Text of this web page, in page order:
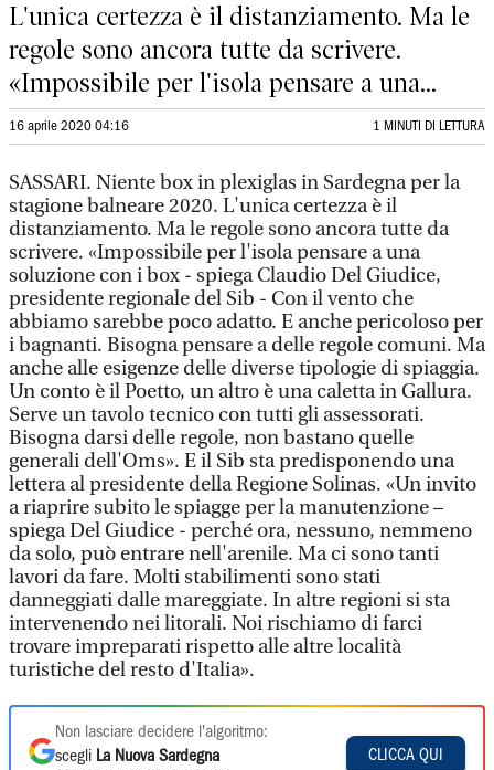
L'unica certezza è il distanziamento. Ma le
regole sono ancora tutte da scrivere.
«Impossibile per l'isola pensare a una...
16 aprile 2020 04:16 1 MINUTI DI LETTURA
SASSARI. Niente box in plexiglas in Sardegna per la
stagione balneare 2020. L'unica certezza è il
distanziamento. Ma le regole sono ancora tutte da
scrivere. «Impossibile per l'isola pensare a una
soluzione con i box - spiega Claudio Del Giudice,
presidente regionale del Sib - Con il vento che
abbiamo sarebbe poco adatto. E anche pericoloso per
i bagnanti. Bisogna pensare a delle regole comuni. Ma
anche alle esigenze delle diverse tipologie di spiaggia.
Un conto è il Poetto, un altro è una caletta in Gallura.
Serve un tavolo tecnico con tutti gli assessorati.
Bisogna darsi delle regole, non bastano quelle
generali dell'Oms». E il Sib sta predisponendo una
lettera al presidente della Regione Solinas. «Un invito
a riaprire subito le spiagge per la manutenzione –
spiega Del Giudice - perché ora, nessuno, nemmeno
da solo, può entrare nell'arenile. Ma ci sono tanti
lavori da fare. Molti stabilimenti sono stati
danneggiati dalle mareggiate. In altre regioni si sta
intervenendo nei litorali. Noi rischiamo di farci
trovare impreparati rispetto alle altre località
turistiche del resto d'Italia».
Non lasciare decidere l'algoritmo:
scegli La Nuova Sardegna
CLICCA QUI